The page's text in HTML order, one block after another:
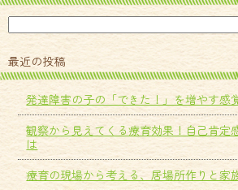
最近の投稿
発達障害の子の「できた！」を増やす感
観察から見えてくる療育効果！自己肯定
は
療育の現場から考える、居場所作りと家